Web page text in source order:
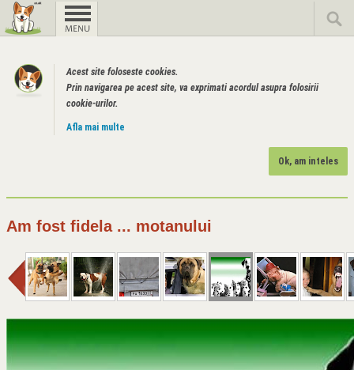
Acest site foloseste cookies.
Prin navigarea pe acest site, va exprimati acordul asupra folosirii
cookie-urilor.
Afla mai multe
Ok, am inteles
Am fost fidela ... motanului